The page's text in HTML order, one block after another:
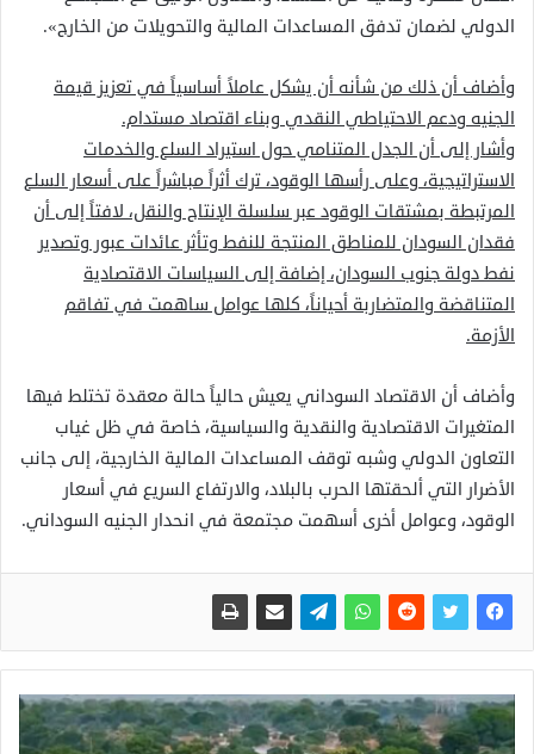
الدولي لضمان تدفق المساعدات المالية والتحويلات من الخارج».
وأضاف أن ذلك من شأنه أن يشكل عاملاً أساسياً في تعزيز قيمة
الجنيه ودعم الاحتياطي النقدي وبناء اقتصاد مستدام.
وأشار إلى أن الجدل المتنامي حول استيراد السلع والخدمات
الاستراتيجية، وعلى رأسها الوقود، ترك أثراً مباشراً على أسعار السلع
المرتبطة بمشتقات الوقود عبر سلسلة الإنتاج والنقل، لافتاً إلى أن
فقدان السودان للمناطق المنتجة للنفط وتأثر عائدات عبور وتصدير
نفط دولة جنوب السودان، إضافة إلى السياسات الاقتصادية
المتناقضة والمتضاربة أحياناً، كلها عوامل ساهمت في تفاقم
الأزمة.
وأضاف أن الاقتصاد السوداني يعيش حالياً حالة معقدة تختلط فيها
المتغيرات الاقتصادية والنقدية والسياسية، خاصة في ظل غياب
التعاون الدولي وشبه توقف المساعدات المالية الخارجية، إلى جانب
الأضرار التي ألحقتها الحرب بالبلاد، والارتفاع السريع في أسعار
الوقود، وعوامل أخرى أسهمت مجتمعة في انحدار الجنيه السوداني.